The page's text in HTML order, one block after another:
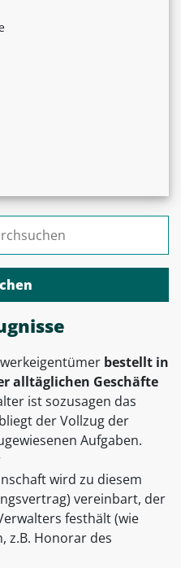
bestellt in
alltäglichen Geschäfte
ist sozusagen das
der Vollzug der
Aufgaben.
wird zu diesem
vereinbart, der
festhält (wie
z.B. Honorar des